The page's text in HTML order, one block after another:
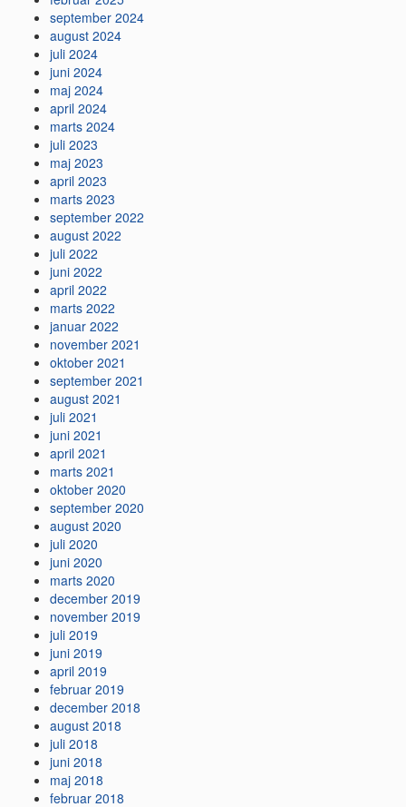
september 2024
august 2024
juli 2024
juni 2024
maj 2024
april 2024
marts 2024
juli 2023
maj 2023
april 2023
marts 2023
september 2022
august 2022
juli 2022
juni 2022
april 2022
marts 2022
januar 2022
november 2021
oktober 2021
september 2021
august 2021
juli 2021
juni 2021
april 2021
marts 2021
oktober 2020
september 2020
august 2020
juli 2020
juni 2020
marts 2020
december 2019
november 2019
juli 2019
juni 2019
april 2019
februar 2019
december 2018
august 2018
juli 2018
juni 2018
maj 2018
februar 2018